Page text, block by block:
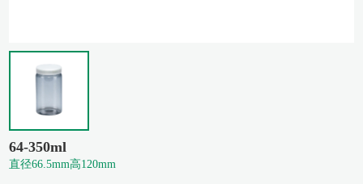
64-350ml
直径66.5mm高120mm